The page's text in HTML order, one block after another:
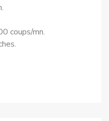
coups/mn.